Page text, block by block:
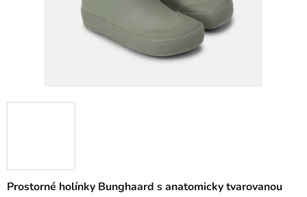
Prostorné holínky Bunghaard s anatomicky tvarovanou